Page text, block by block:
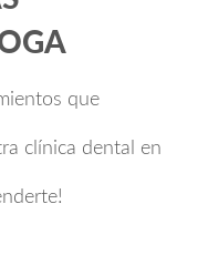
que
clínica dental en